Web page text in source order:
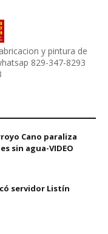
y pintura de
829-347-8293
Cano paraliza
sin agua-VIDEO
servidor Listín